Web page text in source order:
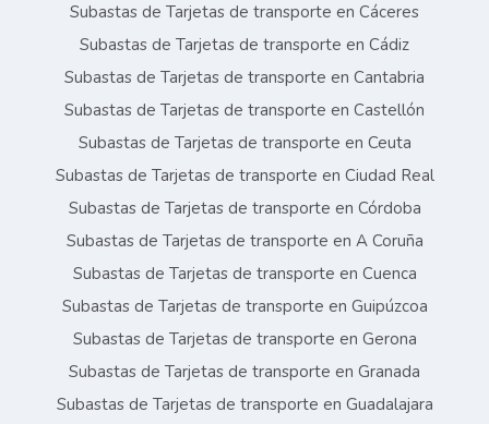
Subastas de Tarjetas de transporte en Cáceres
Subastas de Tarjetas de transporte en Cádiz
Subastas de Tarjetas de transporte en Cantabria
Subastas de Tarjetas de transporte en Castellón
Subastas de Tarjetas de transporte en Ceuta
Subastas de Tarjetas de transporte en Ciudad Real
Subastas de Tarjetas de transporte en Córdoba
Subastas de Tarjetas de transporte en A Coruña
Subastas de Tarjetas de transporte en Cuenca
Subastas de Tarjetas de transporte en Guipúzcoa
Subastas de Tarjetas de transporte en Gerona
Subastas de Tarjetas de transporte en Granada
Subastas de Tarjetas de transporte en Guadalajara